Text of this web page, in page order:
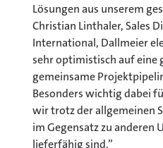
Lösungen aus unserem
Christian Linthaler, Sales
International, Dallmeier
sehr optimistisch auf eine
gemeinsame
Besonders wichtig dabei
wir trotz der allgemeinen
im Gegensatz zu anderen
lieferfähig sind.”